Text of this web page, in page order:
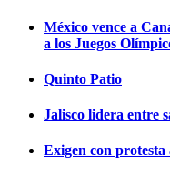
México vence a
a los Juegos
Quinto Patio
Jalisco lidera entre
Exigen con protesta